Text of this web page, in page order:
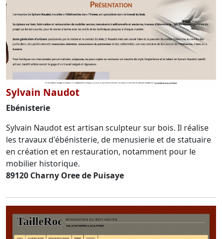
Sylvain Naudot
Ebénisterie
Sylvain Naudot est artisan sculpteur sur bois. Il réalise
les travaux d'ébénisterie, de menusierie et de statuaire
en création et en restauration, notamment pour le
mobilier historique.
89120 Charny Oree de Puisaye